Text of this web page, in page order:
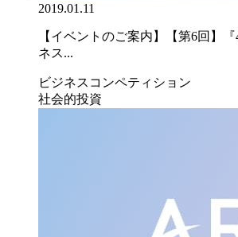
2019.01.11
【イベントのご案内】【第6回】
ネス...
ビジネスコンペティション
社会的投資